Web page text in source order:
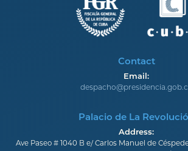
Contact
Email:
Palacio de La
Address:
Ave Paseo # 1040 B e/ Carlos Manuel de